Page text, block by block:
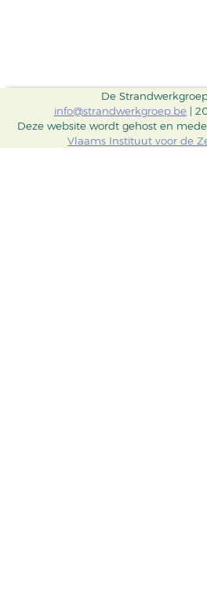
De
info@strandwerkgroep.be |
Deze website wordt gehost en
Vlaams Instituut voor de